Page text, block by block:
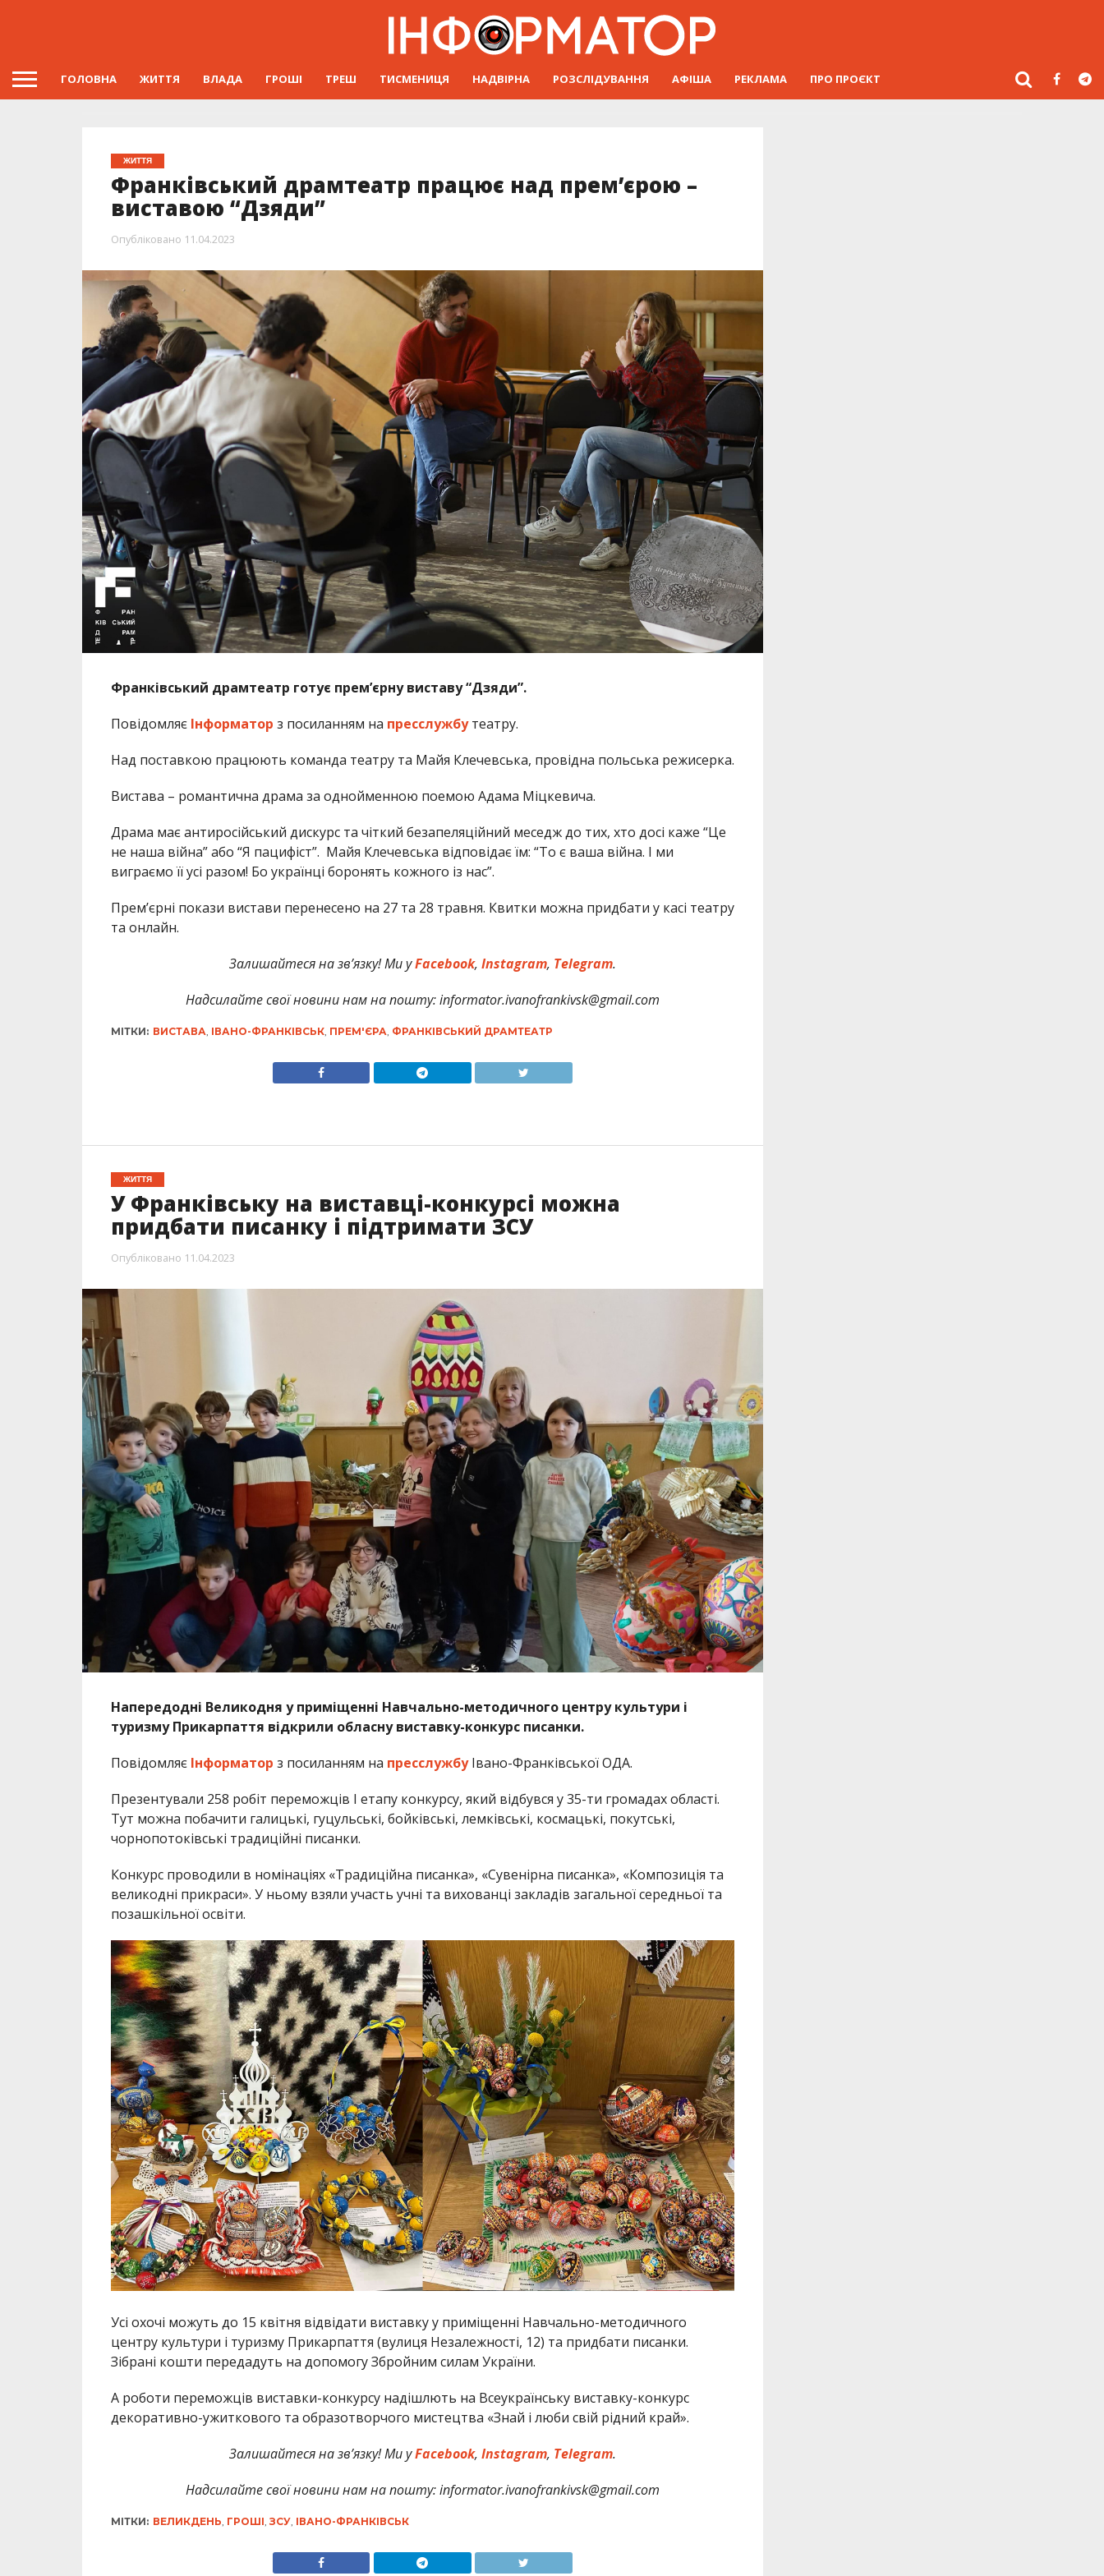
ГОЛОВНА ЖИТТЯ ВЛАДА ГРОШІ ТРЕШ ТИСМЕНИЦЯ НАДВІРНА РОЗСЛІДУВАННЯ АФІША РЕКЛАМА ПРО ПРОЄКТ
ЖИТТЯ
Франківський драмтеатр працює над прем’єрою –
виставою “Дзяди”
Опубліковано 11.04.2023
Франківський драмтеатр готує прем’єрну виставу “Дзяди”.
Повідомляє Інформатор з посиланням на пресслужбутеатру.
Над поставкою працюють команда театру та Майя Клечевська, провідна польська режисерка.
Вистава – романтична драма за однойменною поемою Адама Міцкевича.
Драма має антиросійський дискурс та чіткий безапеляційний меседж до тих, хто досі каже “Це
не наша війна” або “Я пацифіст”. Майя Клечевська відповідає їм: “То є ваша війна. І ми
виграємо її усі разом! Бо українці боронять кожного із нас”.
Премʼєрні покази вистави перенесено на 27 та 28 травня. Квитки можна придбати у касі театру
та онлайн.
Залишайтеся на зв’язку! Ми уFacebook, Instagram, Telegram.
Надсилайте свої новини нам на пошту: informator.ivanofrankivsk@gmail.com
МІТКИ: ВИСТАВА, ІВАНО-ФРАНКІВСЬК, ПРЕМ'ЄРА, ФРАНКІВСЬКИЙ ДРАМТЕАТР
ЖИТТЯ
У Франківську на виставці-конкурсі можна
придбати писанку і підтримати ЗСУ
Опубліковано 11.04.2023
Напередодні Великодня у приміщенні Навчально-методичного центру культури і
туризму Прикарпаття відкрили обласну виставку-конкурс писанки.
Повідомляє Інформатор з посиланням на пресслужбуІвано-Франківської ОДА.
Презентували 258 робіт переможців І етапу конкурсу, який відбувся у 35-ти громадах області.
Тут можна побачити галицькі, гуцульські, бойківські, лемківські, космацькі, покутські,
чорнопотоківські традиційні писанки.
Конкурс проводили в номінаціях «Традиційна писанка», «Сувенірна писанка», «Композиція та
великодні прикраси». У ньому взяли участь учні та вихованці закладів загальної середньої та
позашкільної освіти.
Усі охочі можуть до 15 квітня відвідати виставку у приміщенні Навчально-методичного
центру культури і туризму Прикарпаття (вулиця Незалежності, 12) та придбати писанки.
Зібрані кошти передадуть на допомогу Збройним силам України.
А роботи переможців виставки-конкурсу надішлють на Всеукраїнську виставку-конкурс
декоративно-ужиткового та образотворчого мистецтва «Знай і люби свій рідний край».
Залишайтеся на зв’язку! Ми уFacebook, Instagram, Telegram.
Надсилайте свої новини нам на пошту: informator.ivanofrankivsk@gmail.com
МІТКИ: ВЕЛИКДЕНЬ ГРОШІ ЗСУ, ІВАНО-ФРАНКІВСЬК